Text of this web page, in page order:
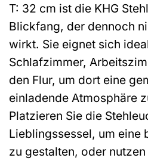
T: 32 cm ist die KHG
Blickfang, der dennoch
wirkt. Sie eignet sich
Schlafzimmer,
den Flur, um dort eine
einladende Atmosphäre
Platzieren Sie die
Lieblingssessel, um eine
zu gestalten, oder